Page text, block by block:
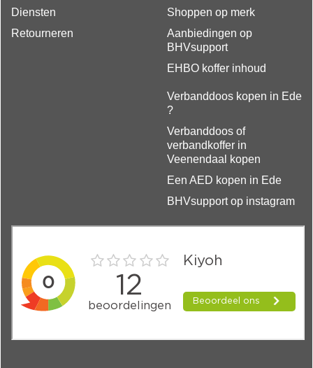
Diensten
Retourneren
Shoppen op merk
Aanbiedingen op
BHVsupport
EHBO koffer inhoud
Verbanddoos kopen in Ede
?
Verbanddoos of
verbandkoffer in
Veenendaal kopen
Een AED kopen in Ede
BHVsupport op instagram